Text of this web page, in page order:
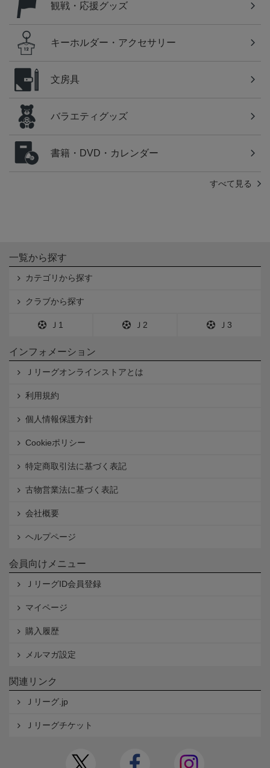
観戦・応援グッズ
キーホルダー・アクセサリー
文房具
バラエティグッズ
書籍・DVD・カレンダー
すべて見る
一覧から探す
カテゴリから探す
クラブから探す
Ｊ1 Ｊ2 Ｊ3
インフォメーション
Ｊリーグオンラインストアとは
利用規約
個人情報保護方針
Cookieポリシー
特定商取引法に基づく表記
古物営業法に基づく表記
会社概要
ヘルプページ
会員向けメニュー
ＪリーグID会員登録
マイページ
購入履歴
メルマガ設定
関連リンク
Ｊリーグ.jp
Ｊリーグチケット